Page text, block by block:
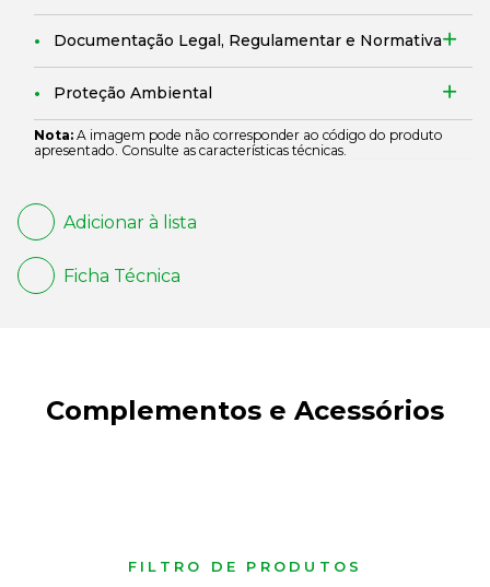
Documentação Legal, Regulamentar e Normativa
Proteção Ambiental
Nota: A imagem pode não corresponder ao código do produto
apresentado. Consulte as características técnicas.
Adicionar à lista
Ficha Técnica
Complementos e Acessórios
FILTRO DE PRODUTOS